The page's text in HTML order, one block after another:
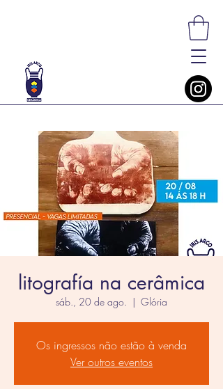
litografía na cerâmica
sáb., 20 de ago.
  |
Glória
Os ingressos não estão à venda
Ver outros eventos